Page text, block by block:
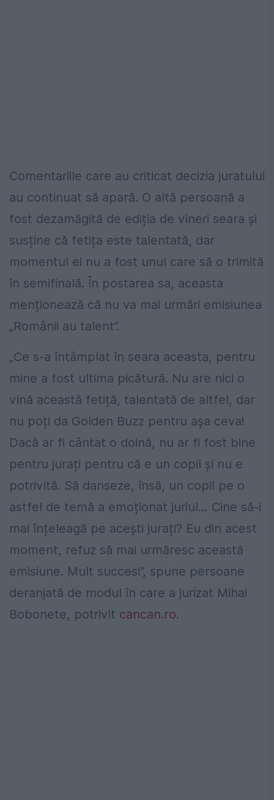
Comentariile care au criticat decizia juratului
au continuat să apară. O altă persoană a
fost dezamăgită de ediția de vineri seara și
susține că fetița este talentată, dar
momentul ei nu a fost unul care să o trimită
în semifinală. În postarea sa, aceasta
menționează că nu va mai urmări emisiunea
„Românii au talent”.
„Ce s-a întâmplat în seara aceasta, pentru
mine a fost ultima picătură. Nu are nici o
vină această fetiță, talentată de altfel, dar
nu poți da Golden Buzz pentru așa ceva!
Dacă ar fi cântat o doină, nu ar fi fost bine
pentru jurați pentru că e un copil și nu e
potrivită. Să danseze, însă, un copil pe o
astfel de temă a emoționat juriul… Cine să-i
mai înțeleagă pe acești jurați? Eu din acest
moment, refuz să mai urmăresc această
emisiune. Mult succes!”, spune persoane
deranjată de modul în care a jurizat Mihai
Bobonete, potrivit cancan.ro.